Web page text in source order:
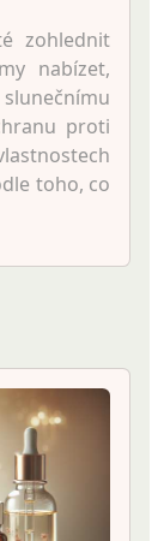
zohlednit
nabízet,
proti
toho, co